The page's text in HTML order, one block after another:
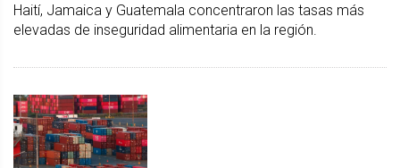
Haití, Jamaica y Guatemala concentraron las tasas más
elevadas de inseguridad alimentaria en la región.